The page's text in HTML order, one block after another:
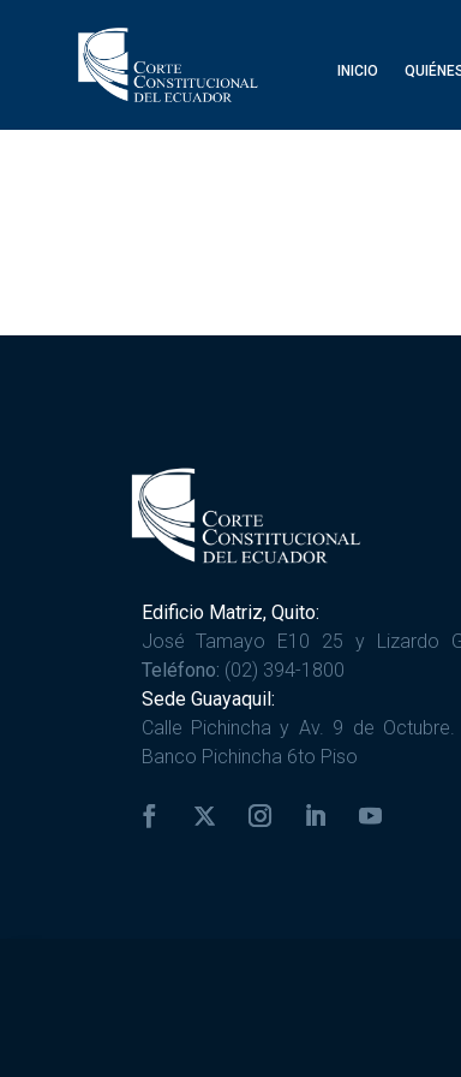
INICIO
Edificio Matriz, Quito:
José Tamayo E10 25 y Lizardo
Teléfono: (02) 394-1800
Sede Guayaquil:
Calle Pichincha y Av. 9 de Octubre.
Banco Pichincha 6to Piso